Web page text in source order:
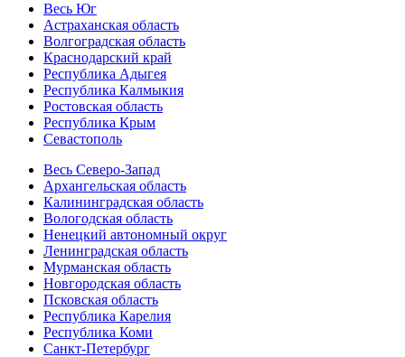
Весь Юг
Астраханская область
Волгоградская область
Краснодарский край
Республика Адыгея
Республика Калмыкия
Ростовская область
Республика Крым
Севастополь
Весь Северо-Запад
Архангельская область
Калининградская область
Вологодская область
Ненецкий автономный округ
Ленинградская область
Мурманская область
Новгородская область
Псковская область
Республика Карелия
Республика Коми
Санкт-Петербург